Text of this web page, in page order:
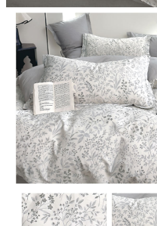
【注意事項】
１．透過由恩沛科技股份有限公司提供之「
易，需依本服務之必要範圍內提供個人資料
權轉讓予恩沛科技股份有限公司。
２．關於個人資料處理事宜，請瀏覽以下網
https://aftee.tw/terms/#terms3
３．未成年的使用者請事先徵得法定代理人
「AFTEE先享後付」，若未經同意申辦者
任。
４．使用「AFTEE先享後付」時，將依據
時審查核予不同之上限額度；若仍有額度不
請求用戶進行身份認證。
５．嚴禁一人註冊多個帳號或使用他人資訊
恩沛科技股份有限公司將有權停止該用戶
付款後7-11取貨
每筆NT$60，滿NT$999(含以上)免運
新竹貨運
每筆NT$80，滿NT$999(含以上)免運